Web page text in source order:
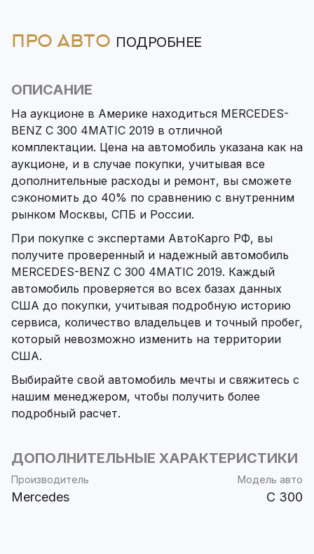
ПРО АВТО ПОДРОБНЕЕ
ОПИСАНИЕ
На аукционе в Америке находиться MERCEDES-
BENZ C 300 4MATIC 2019 в отличной
комплектации. Цена на автомобиль указана как на
аукционе, и в случае покупки, учитывая все
дополнительные расходы и ремонт, вы сможете
сэкономить до 40% по сравнению с внутренним
рынком Москвы, СПБ и России.
При покупке с экспертами АвтоКарго РФ, вы
получите проверенный и надежный автомобиль
MERCEDES-BENZ C 300 4MATIC 2019. Каждый
автомобиль проверяется во всех базах данных
США до покупки, учитывая подробную историю
сервиса, количество владельцев и точный пробег,
который невозможно изменить на территории
США.
Выбирайте свой автомобиль мечты и свяжитесь с
нашим менеджером, чтобы получить более
подробный расчет.
ДОПОЛНИТЕЛЬНЫЕ ХАРАКТЕРИСТИКИ
Производитель
Mercedes
Модель авто
C 300